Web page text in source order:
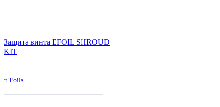
Защита винта EFOIL SHROUD
KIT
Foils